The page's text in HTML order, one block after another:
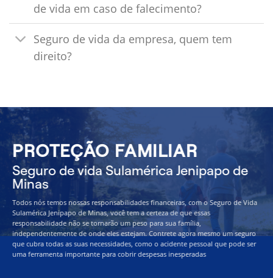
de vida em caso de falecimento?
Seguro de vida da empresa, quem tem
direito?
PROTEÇÃO FAMILIAR
Seguro de vida Sulamérica Jenipapo de
Minas
Todos nós temos nossas responsabilidades financeiras, com o Seguro de Vida
Sulamérica Jenipapo de Minas, você tem a certeza de que essas
responsabilidade não se tornarão um peso para sua família,
independentemente de onde eles estejam. Contrete agora mesmo um seguro
que cubra todas as suas necessidades, como o acidente pessoal que pode ser
uma ferramenta importante para cobrir despesas inesperadas